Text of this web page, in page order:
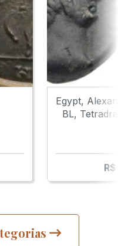
Egypt,
BL,
R$